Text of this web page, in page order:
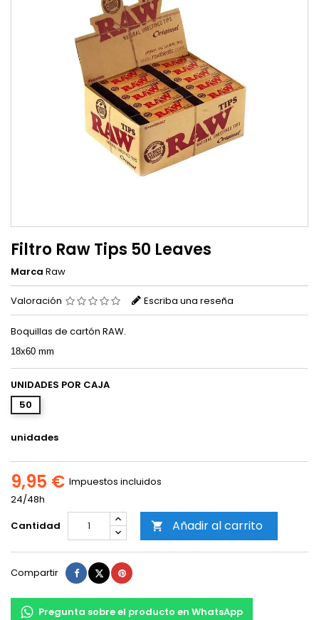
Filtro Raw Tips 50 Leaves
Marca Raw
Valoración Escriba una reseña
Boquillas de cartón RAW.
18x60 mm
UNIDADES POR CAJA
50
unidades
9,95 € Impuestos incluidos
24/48h
Cantidad
 Añadir al carrito
Compartir Compartir
TuitearPinterest
Pregunta sobre el producto en WhatsApp